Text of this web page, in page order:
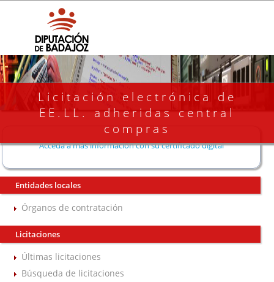
Licitación electrónica de
EE.LL. adheridas central
compras
Acceda a más información con su certificado digital
Entidades locales
Órganos de contratación
Licitaciones
Últimas licitaciones
Búsqueda de licitaciones